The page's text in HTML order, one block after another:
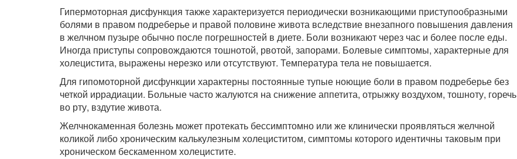
Гипермоторная дисфункция также характеризуется периодически возникающими приступообразными
болями в правом подреберье и правой половине живота вследствие внезапного повышения давления
в желчном пузыре обычно после погрешностей в диете. Боли возникают через час и более после еды.
Иногда приступы сопровождаются тошнотой, рвотой, запорами. Болевые симптомы, характерные для
холецистита, выражены нерезко или отсутствуют. Температура тела не повышается.
Для гипомоторной дисфункции характерны постоянные тупые ноющие боли в правом подреберье без
четкой иррадиации. Больные часто жалуются на снижение аппетита, отрыжку воздухом, тошноту, горечь
во рту, вздутие живота.
Желчнокаменная болезнь может протекать бессимптомно или же клинически проявляться желчной
коликой либо хроническим калькулезным холециститом, симптомы которого идентичны таковым при
хроническом бескаменном холецистите.